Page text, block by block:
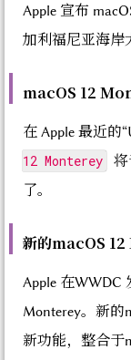
Apple 宣布
加利福尼亚海岸
macOS 12
在 Apple 最近的
12 Monterey
将
了。
新的macOS
Apple 在WWDC
Monterey。新的
新功能，整合于